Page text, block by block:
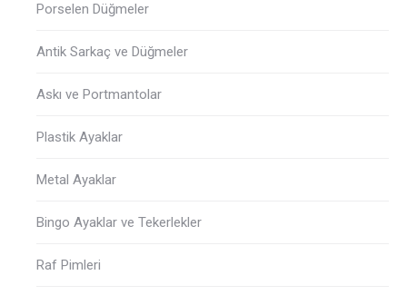
Porselen Düğmeler
Antik Sarkaç ve Düğmeler
Askı ve Portmantolar
Plastik Ayaklar
Metal Ayaklar
Bingo Ayaklar ve Tekerlekler
Raf Pimleri